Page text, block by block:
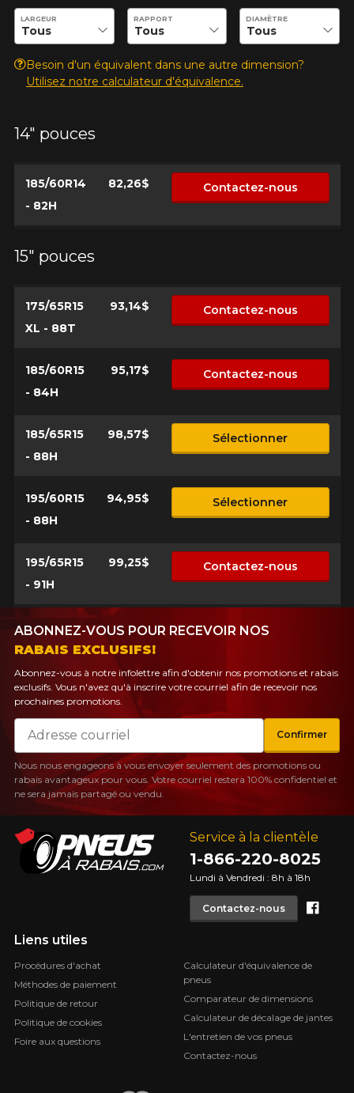
Entrez les dimensions souhaitées pour vérifier la disponibilité
LARGEUR RAPPORT DIAMÈTRE
Besoin d'un équivalent dans une autre dimension?
Utilisez notre calculateur d'équivalence.
14" pouces
185/60R14
- 82H
82,26$ Contactez-nous
15" pouces
175/65R15
XL - 88T
93,14$ Contactez-nous
185/60R15
- 84H
95,17$ Contactez-nous
185/65R15
- 88H
98,57$ Sélectionner
195/60R15
- 88H
94,95$ Sélectionner
195/65R15
- 91H
99,25$ Contactez-nous
Service à la clientèle
1-866-220-8025
Lundi à Vendredi : 8h à 18h
Contactez-nous
Liens utiles
Procédures d'achat
Méthodes de paiement
Politique de retour
Politique de cookies
Foire aux questions
Calculateur d'équivalence de
pneus
Comparateur de dimensions
Calculateur de décalage de jantes
L'entretien de vos pneus
Contactez-nous
ABONNEZ-VOUS POUR RECEVOIR NOS
RABAIS EXCLUSIFS!
Abonnez-vous à notre infolettre afin d'obtenir nos promotions et rabais
exclusifs. Vous n'avez qu'à inscrire votre courriel afin de recevoir nos
prochaines promotions.
Courriel
Confirmer
Nous nous engageons à vous envoyer seulement des promotions ou
rabais avantageux pour vous. Votre courriel restera 100% confidentiel et
ne sera jamais partagé ou vendu.